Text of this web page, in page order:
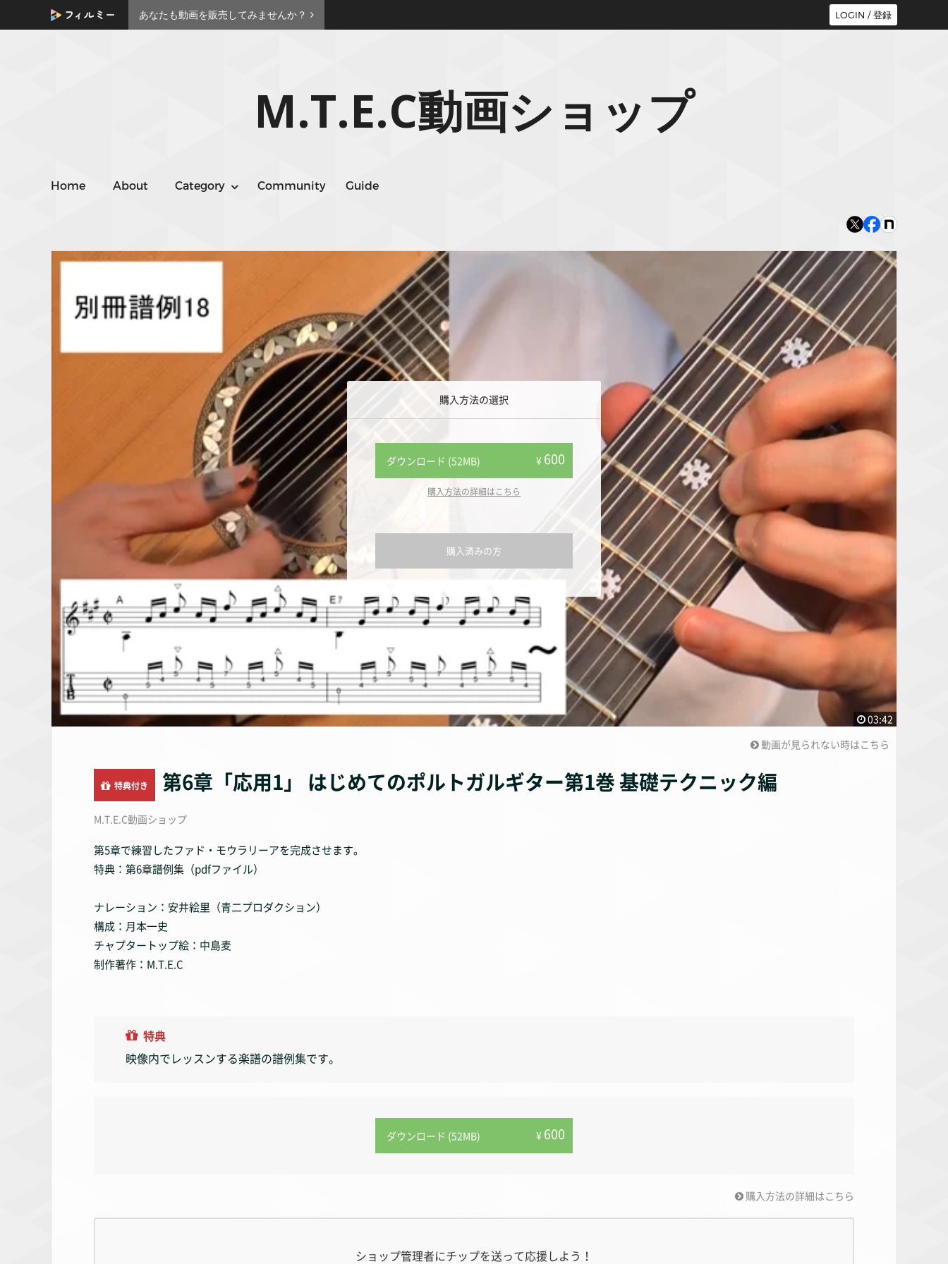
あなたも動画を販売してみませんか？ LOGIN / 登録
M.T.E.C動画ショップ
Home About Category Community Guide
購入方法の選択
ダウンロード (52MB) ¥ 600
購入方法の詳細はこちら
購入済みの方
03:42
動画が見られない時はこちら
特典付き 第6章「応用1」 はじめてのポルトガルギター第1巻 基礎テクニック編
M.T.E.C動画ショップ
第5章で練習したファド・モウラリーアを完成させます。
特典：第6章譜例集（pdfファイル）
ナレーション：安井絵里（青二プロダクション）
構成：月本一史
チャプタートップ絵：中島麦
制作著作：M.T.E.C
特典
映像内でレッスンする楽譜の譜例集です。
ダウンロード (52MB) ¥ 600
購入方法の詳細はこちら
ショップ管理者にチップを送って応援しよう！